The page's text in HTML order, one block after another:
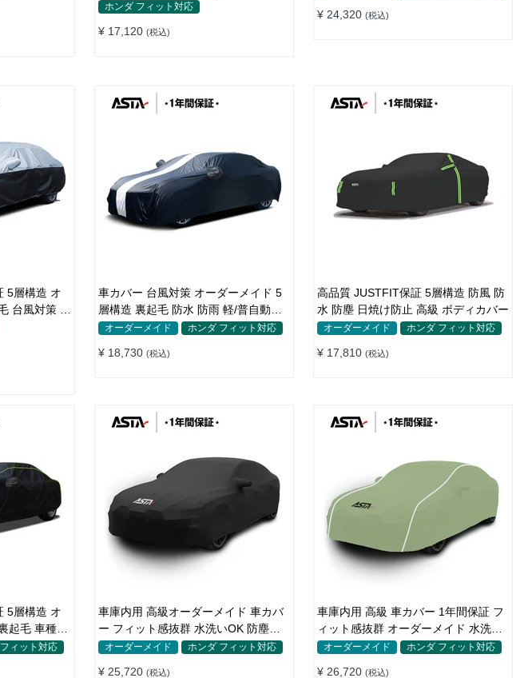
ホンダ フィット対応
¥ 17,120 (税込)
¥ 24,320 (税込)
5層構造 オ
台風対策 黄
車カバー 台風対策 オーダーメイド 5
層構造 裏起毛 防水 防雨 軽/普自動車
SUV対応 おすすめ
オーダーメイド ホンダ フィット対応
¥ 18,730 (税込)
高品質 JUSTFIT保証 5層構造 防風 防
水 防塵 日焼け防止 高級 ボディカバー
オーダーメイド ホンダ フィット対応
¥ 17,810 (税込)
5層構造 オ
起毛 車種専
ィット対応
車庫内用 高級オーダーメイド 車カバ
ー フィット感抜群 水洗いOK 防塵防
汚 傷防止 おしゃれ
オーダーメイド ホンダ フィット対応
¥ 25,720 (税込)
車庫内用 高級 車カバー 1年間保証 フ
ィット感抜群 オーダーメイド 水洗い
OK おしゃれ 耐久性
オーダーメイド ホンダ フィット対応
¥ 26,720 (税込)